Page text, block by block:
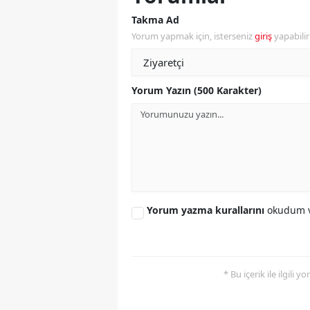
Takma Ad
Yorum yapmak için, istersenizgiriş
Yorum Yazın (500 Karakter)
Yorum yazma kurallarını okudum
* Bu içerik ile ilgili